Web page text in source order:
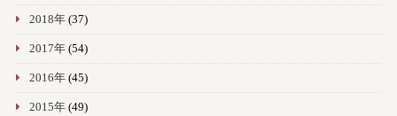
2018年(37)
2017年(54)
2016年(45)
2015年(49)